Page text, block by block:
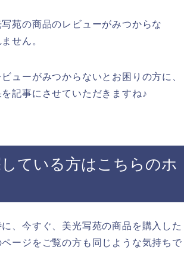
苑の商品のレビューがみつからな
せん。
ューがみつからないとお困りの方に、
記事にさせていただきますね♪
ている方はこちらのホ
、今すぐ、美光写苑の商品を購入した
ージをご覧の方も同じような気持ちで